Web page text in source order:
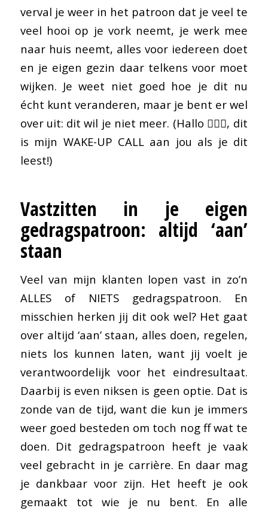
verval je weer in het patroon dat je veel te
veel hooi op je vork neemt, je werk mee
naar huis neemt, alles voor iedereen doet
en je eigen gezin daar telkens voor moet
wijken. Je weet niet goed hoe je dit nu
écht kunt veranderen, maar je bent er wel
over uit: dit wil je niet meer. (Hallo 🙋🏻‍♀️, dit
is mijn WAKE-UP CALL aan jou als je dit
leest!)
Vastzitten in je eigen
gedragspatroon: altijd ‘aan’
staan
Veel van mijn klanten lopen vast in zo’n
ALLES of NIETS gedragspatroon. En
misschien herken jij dit ook wel? Het gaat
over altijd ‘aan’ staan, alles doen, regelen,
niets los kunnen laten, want jij voelt je
verantwoordelijk voor het eindresultaat.
Daarbij is even niksen is geen optie. Dat is
zonde van de tijd, want die kun je immers
weer goed besteden om toch nog ff wat te
doen. Dit gedragspatroon heeft je vaak
veel gebracht in je carrière. En daar mag
je dankbaar voor zijn. Het heeft je ook
gemaakt tot wie je nu bent. En alle